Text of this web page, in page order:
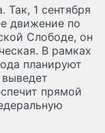
Так, 1 сентября
движение по
Слободе, он
В рамках
планируют
прямой